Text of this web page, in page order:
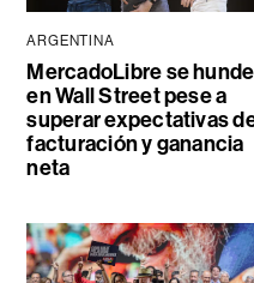
ARGENTINA
MercadoLibre se hunde
en Wall Street pese a
superar expectativas
facturación y ganancia
neta